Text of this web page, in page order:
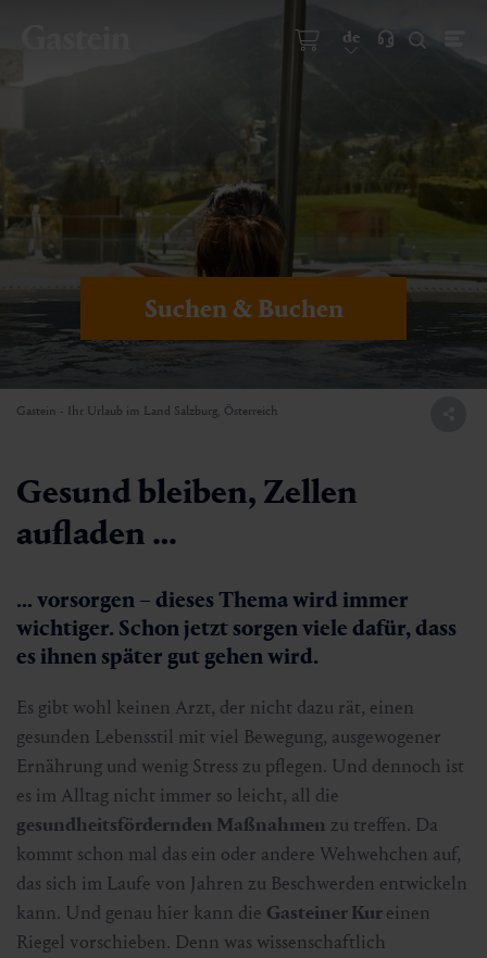
de
Suchen & Buchen
Gastein - Ihr Urlaub im Land Salzburg, Österreich
Gesund bleiben, Zellen
aufladen …
… vorsorgen – dieses Thema wird immer
wichtiger. Schon jetzt sorgen viele dafür, dass
es ihnen später gut gehen wird.
Es gibt wohl keinen Arzt, der nicht dazu rät, einen
gesunden Lebensstil mit viel Bewegung, ausgewogener
Ernährung und wenig Stress zu pflegen. Und dennoch ist
es im Alltag nicht immer so leicht, all die
gesundheitsfördernden Maßnahmen zu treffen. Da
kommt schon mal das ein oder andere Wehwehchen auf,
das sich im Laufe von Jahren zu Beschwerden entwickeln
kann. Und genau hier kann die Gasteiner Kureinen
Riegel vorschieben. Denn was wissenschaftlich